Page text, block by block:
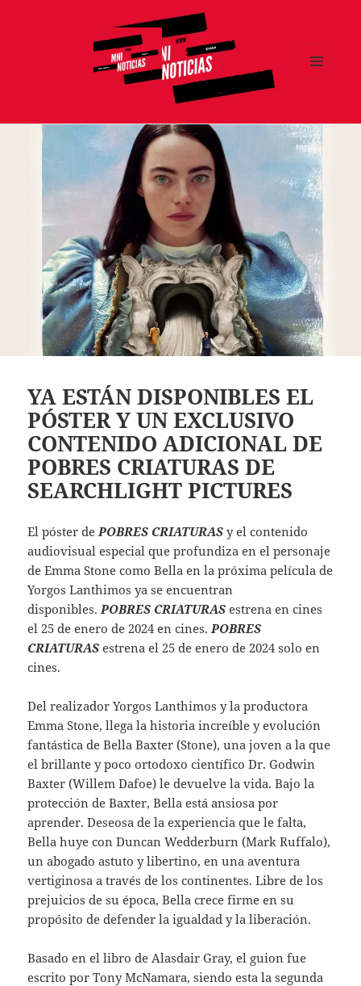
YA ESTÁN DISPONIBLES EL
PÓSTER Y UN EXCLUSIVO
CONTENIDO ADICIONAL DE
POBRES CRIATURAS DE
SEARCHLIGHT PICTURES
El póster de POBRES CRIATURAS y el contenido
audiovisual especial que profundiza en el personaje
de Emma Stone como Bella en la próxima película de
Yorgos Lanthimos ya se encuentran
disponibles. POBRES CRIATURAS estrena en cines
el 25 de enero de 2024 en cines. POBRES
CRIATURASestrena el 25 de enero de 2024 solo en
cines.
Del realizador Yorgos Lanthimos y la productora
Emma Stone, llega la historia increíble y evolución
fantástica de Bella Baxter (Stone), una joven a la que
el brillante y poco ortodoxo científico Dr. Godwin
Baxter (Willem Dafoe) le devuelve la vida. Bajo la
protección de Baxter, Bella está ansiosa por
aprender. Deseosa de la experiencia que le falta,
Bella huye con Duncan Wedderburn (Mark Ruffalo),
un abogado astuto y libertino, en una aventura
vertiginosa a través de los continentes. Libre de los
prejuicios de su época, Bella crece firme en su
propósito de defender la igualdad y la liberación.
Basado en el libro de Alasdair Gray, el guion fue
escrito por Tony McNamara, siendo esta la segunda